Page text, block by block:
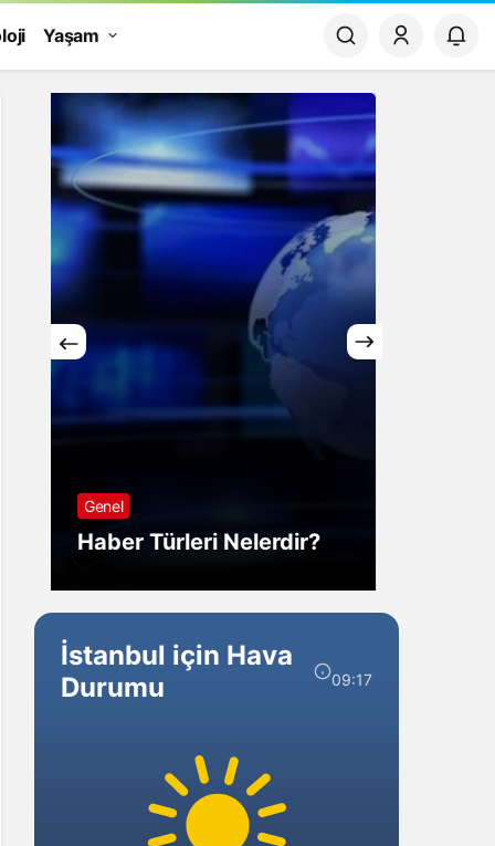
Yaşam
Görmek Ne Anlama
Gelir?
İstanbul için Hava
Durumu
09:17